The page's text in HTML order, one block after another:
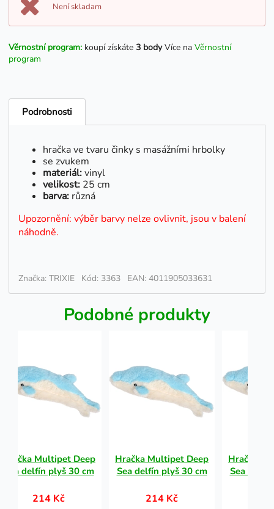
Není skladam
Věrnostní program: koupí získáte 3 bodyVíce na Věrnostní
program
Podrobnosti
hračka ve tvaru činky s masážními hrbolky
se zvukem
materiál:vinyl
velikost: 25 cm
barva: různá
Upozornění: výběr barvy nelze ovlivnit, jsou v balení
náhodně.
Značka: TRIXIE Kód: 3363 EAN: 4011905033631
Podobné produkty
Hračka Multipet Deep
Sea delfín plyš 30 cm
214 Kč
Hračka Multipet Deep
Sea delfín plyš 30 cm
214 Kč
Hračka
Sea